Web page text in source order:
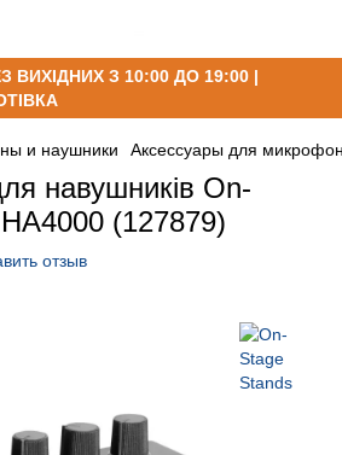
ВИХІДНИХ З 10:00 ДО 19:00 |
и наушники Аксессуары для
навушників On-
(127879)
отзыв